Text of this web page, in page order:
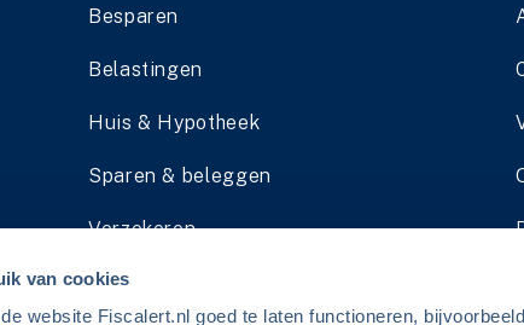
van cookies
website Fiscalert.nl goed te laten functioneren,
Besparen
Belastingen
Huis & Hypotheek
Sparen & beleggen
Verzekeren
Pensioen